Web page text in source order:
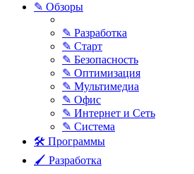
✎ Обзоры
✎ Разработка
✎ Старт
✎ Безопасность
✎ Оптимизация
✎ Мультимедиа
✎ Офис
✎ Интернет и Сеть
✎ Система
🛠 Программы
🖌 Разработка